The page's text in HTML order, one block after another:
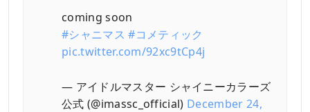
coming soon
#シャニマス #コメティック
pic.twitter.com/92xc9tCp4j
— アイドルマスター シャイニーカラーズ
公式 (@imassc_official) December 24,